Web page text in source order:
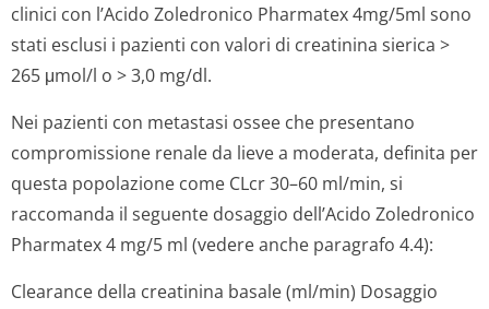
clinici con l’Acido Zoledronico Pharmatex 4mg/5ml sono
stati esclusi i pazienti con valori di creatinina sierica >
265 μmol/l o > 3,0 mg/dl.
Nei pazienti con metastasi ossee che presentano
compromissione renale da lieve a moderata, definita per
questa popolazione come CLcr 30–60 ml/min, si
raccomanda il seguente dosaggio dell’Acido Zoledronico
Pharmatex 4 mg/5 ml (vedere anche paragrafo 4.4):
Clearance della creatinina basale (ml/min) Dosaggio